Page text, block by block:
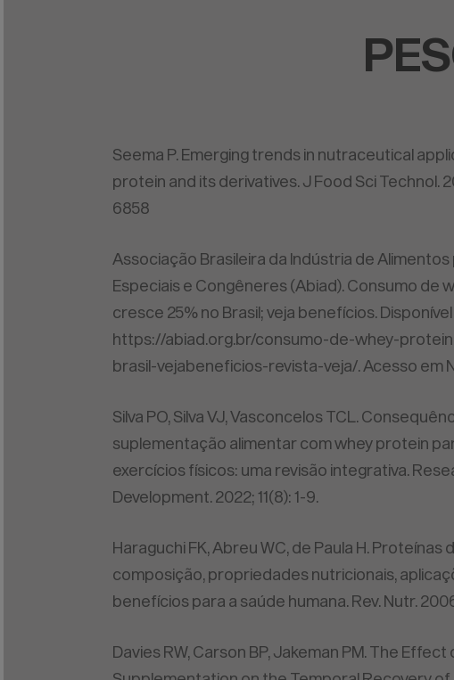
Seema P. Emerging trends in nutraceutical
protein and its derivatives. J Food Sci Technol.
6858
Associação Brasileira da Indústria de Alimentos
Especiais e Congêneres (Abiad). Consumo de
cresce 25% no Brasil; veja benefícios.
https://abiad.org.br/consumo-de-whey-
brasil-vejabeneficios-revista-veja/. Acesso em
Silva PO, Silva VJ, Vasconcelos TCL.
suplementação alimentar com whey protein
exercícios físicos: uma revisão integrativa.
Development. 2022; 11(8): 1-9.
Haraguchi FK, Abreu WC, de Paula H. Proteínas
composição, propriedades nutricionais,
benefícios para a saúde humana. Rev. Nutr.
Davies RW, Carson BP, Jakeman PM. The